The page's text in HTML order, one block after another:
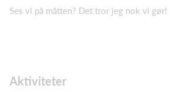
Ses vi på måtten? Det tror jeg nok vi gør!
Aktiviteter